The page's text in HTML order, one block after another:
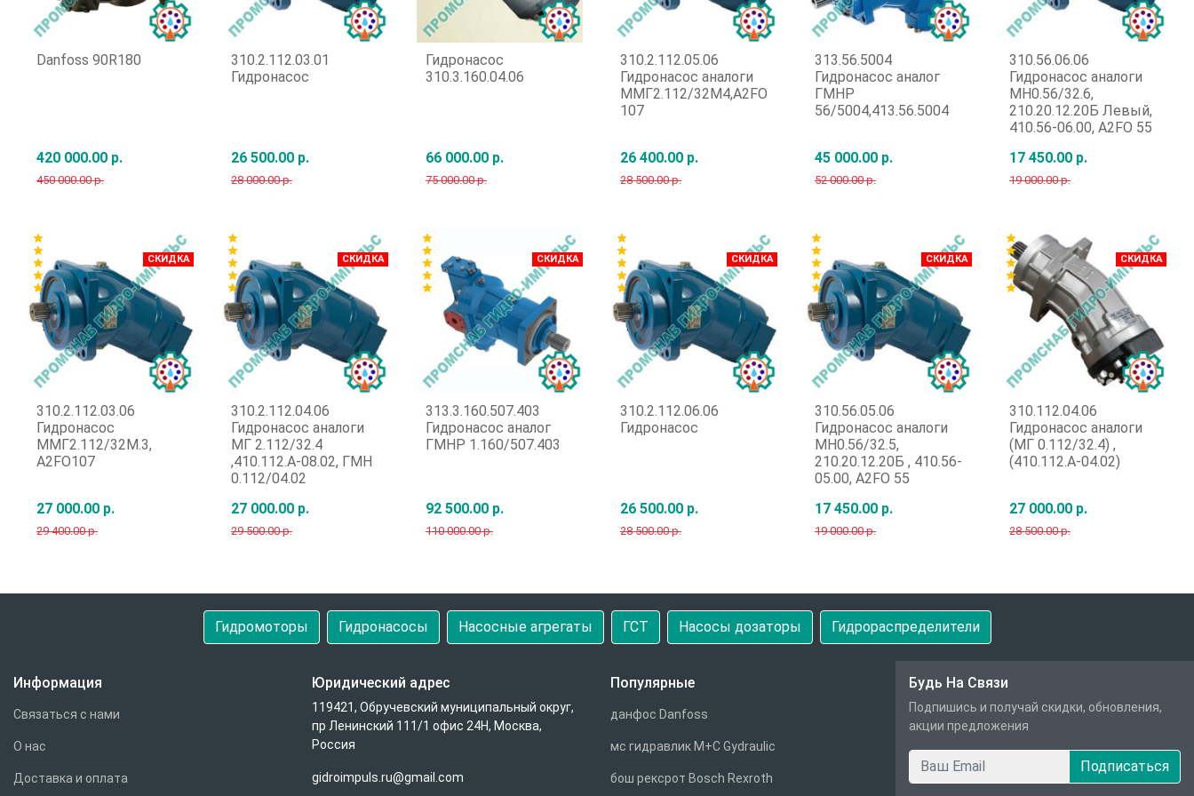
Danfoss 90R180
420 000.00 р.
450 000.00 р.
310.2.112.03.06
Гидронасос
ММГ2.112/32М.3,
A2FO107
27 000.00 р.
29 400.00 р.
СКИДКА
star
star
star
star
star
310.2.112.03.01
Гидронасос
26 500.00 р.
28 000.00 р.
310.2.112.04.06
Гидронасос аналоги
МГ 2.112/32.4
,410.112.А-08.02, ГМН
0.112/04.02
27 000.00 р.
29 500.00 р.
СКИДКА
star
star
star
star
star
Гидронасос
310.3.160.04.06
66 000.00 р.
75 000.00 р.
313.3.160.507.403
Гидронасос аналог
ГМНР 1.160/507.403
92 500.00 р.
110 000.00 р.
СКИДКА
star
star
star
star
star
310.2.112.05.06
Гидронасос аналоги
ММГ2.112/32М4,A2FO
107
26 400.00 р.
28 500.00 р.
310.2.112.06.06
Гидронасос
26 500.00 р.
28 500.00 р.
СКИДКА
star
star
star
star
star
313.56.5004
Гидронасос аналог
ГМНР
56/5004,413.56.5004
45 000.00 р.
52 000.00 р.
310.56.05.06
Гидронасос аналоги
МН0.56/32.5,
210.20.12.20Б , 410.56-
05.00, A2FO 55
17 450.00 р.
19 000.00 р.
СКИДКА
star
star
star
star
star
310.56.06.06
Гидронасос аналоги
МН0.56/32.6,
210.20.12.20Б Левый,
410.56-06.00, A2FO 55
17 450.00 р.
19 000.00 р.
310.112.04.06
Гидронасос аналоги
(МГ 0.112/32.4) ,
(410.112.А-04.02)
27 000.00 р.
28 500.00 р.
СКИДКА
star
star
star
star
star
Гидромоторы Гидронасосы Насосные агрегаты ГСТ Насосы дозаторы Гидрораспределители
Информация
Связаться с нами
О нас
Доставка и оплата
Юридический адрес
119421, Обручевский муниципальный округ,
пр Ленинский 111/1 офис 24Н, Москва,
Россия
gidroimpuls.ru@gmail.com
Популярные
данфос Danfoss
мс гидравлик M+C Gydraulic
бош рексрот Bosch Rexroth
Будь На Связи
Подпишись и получай скидки, обновления,
акции предложения
Подписаться